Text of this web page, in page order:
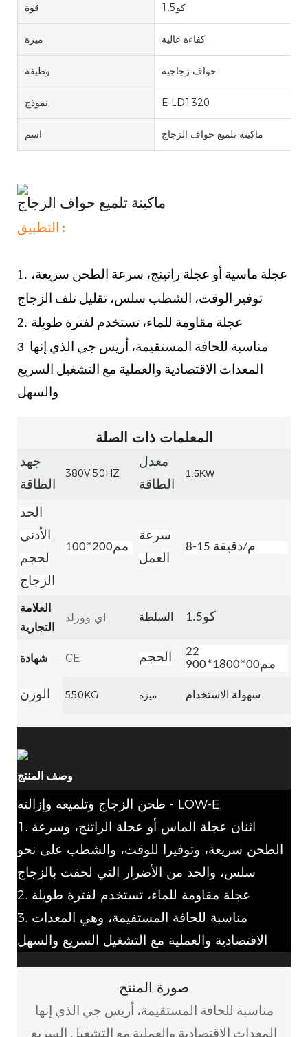
قوة كو1.5
ميزة كفاءة عالية
وظيفة حواف زجاجية
نموذج E-LD1320
اسم ماكينة تلميع حواف الزجاج
ماكينة تلميع حواف الزجاج
:
1. عجلة ماسية أو عجلة راتينج، سرعة الطحن سريعة،
توفير الوقت، الشطب سلس، تقليل تلف الزجاج
2. عجلة مقاومة للماء، تستخدم لفترة طويلة
3
مناسبة للحافة المستقيمة، أريس جي الذي إنها
المعدات الاقتصادية والعملية مع التشغيل السريع
والسهل
المعلمات ذات الصلة
جهد
الطاقة
380V 50HZ
معدل
الطاقة
1.5KW
الحد
الأدنى
لحجم
الزجاج
مم200*100
سرعة
العمل
8-15 م/دقيقة
العلامة
التجارية
اي وورلد السلطة كو1.5
شهادة CE الحجم
22
مم00*1800*900
الوزن 550KG ميزة سهولة الاستخدام
وصف المنتج
طحن الزجاج وتلميعه وإزالته - LOW-E.
1. اثنان عجلة الماس أو عجلة الراتنج، وسرعة
الطحن سريعة، وتوفيرا للوقت، والشطب على نحو
سلس، والحد من الأضرار التي لحقت بالزجاج
2. عجلة مقاومة للماء، تستخدم لفترة طويلة
3. مناسبة للحافة المستقيمة، وهي المعدات
الاقتصادية والعملية مع التشغيل السريع والسهل
صورة المنتج
مناسبة للحافة المستقيمة، أريس جي الذي إنها